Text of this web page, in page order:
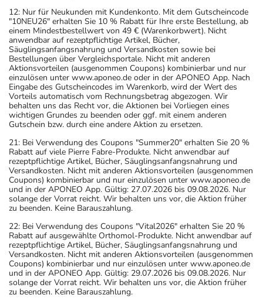
12: Nur für Neukunden mit Kundenkonto. Mit dem Gutscheincode
"10NEU26" erhalten Sie 10 % Rabatt für Ihre erste Bestellung, ab
einem Mindestbestellwert von 49 € (Warenkorbwert). Nicht
anwendbar auf rezeptpflichtige Artikel, Bücher,
Säuglingsanfangsnahrung und Versandkosten sowie bei
Bestellungen über Vergleichsportale. Nicht mit anderen
Aktionsvorteilen (ausgenommen Coupons) kombinierbar und nur
einzulösen unter www.aponeo.de oder in der APONEO App. Nach
Eingabe des Gutscheincodes im Warenkorb, wird der Wert des
Vorteils automatisch vom Rechnungsbetrag abgezogen. Wir
behalten uns das Recht vor, die Aktionen bei Vorliegen eines
wichtigen Grundes zu beenden oder ggf. mit einem anderen
Gutschein bzw. durch eine andere Aktion zu ersetzen.
21: Bei Verwendung des Coupons "Summer20" erhalten Sie 20 %
Rabatt auf viele Pierre Fabre-Produkte. Nicht anwendbar auf
rezeptpflichtige Artikel, Bücher, Säuglingsanfangsnahrung und
Versandkosten. Nicht mit anderen Aktionsvorteilen (ausgenommen
Coupons) kombinierbar und nur einzulösen unter www.aponeo.de
und in der APONEO App. Gültig: 27.07.2026 bis 09.08.2026. Nur
solange der Vorrat reicht. Wir behalten uns vor, die Aktion früher
zu beenden. Keine Barauszahlung.
22: Bei Verwendung des Coupons "Vital2026" erhalten Sie 20 %
Rabatt auf ausgewählte Orthomol-Produkte. Nicht anwendbar auf
rezeptpflichtige Artikel, Bücher, Säuglingsanfangsnahrung und
Versandkosten. Nicht mit anderen Aktionsvorteilen (ausgenommen
Coupons) kombinierbar und nur einzulösen unter www.aponeo.de
und in der APONEO App. Gültig: 29.07.2026 bis 09.08.2026. Nur
solange der Vorrat reicht. Wir behalten uns vor, die Aktion früher
zu beenden. Keine Barauszahlung.